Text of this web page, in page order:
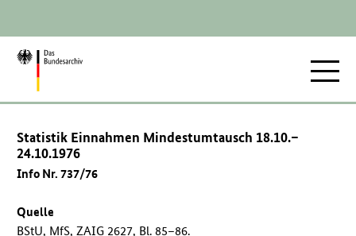
Zur
Statistik Einnahmen Mindestumtausch 18.10.–
24.10.1976
Info Nr. 737/76
Quelle
BStU, MfS,ZAIG 2627, Bl. 85–86.